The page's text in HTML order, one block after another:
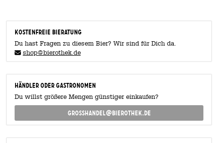
KOSTENFREIE BIERATUNG
Du hast Fragen zu diesem Bier? Wir sind für Dich da.
shop@bierothek.de
Händler oder Gastronomen
Du willst größere Mengen günstiger einkaufen?
grosshandel@bierothek.de